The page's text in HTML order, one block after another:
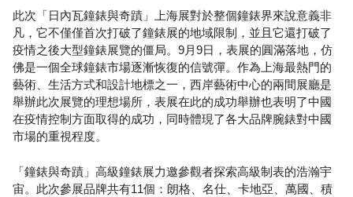
此次「日內瓦鐘錶與奇蹟」上海展對於整個鐘錶界來說意義非
凡，它不僅僅首次打破了鐘錶展的地域限制，並且它還打破了
疫情之後大型鐘錶展覽的僵局。9月9日，表展的圓滿落地，仿
佛是一個全球鐘錶市場逐漸恢復的信號彈。作為上海最熱門的
藝術、生活方式和設計地標之一，西岸藝術中心的兩間展廳是
舉辦此次展覽的理想場所，表展在此的成功舉辦也表明了中國
在疫情控制方面取得的成功，同時體現了各大品牌腕錶對中國
市場的重視程度。
「鐘錶與奇蹟」高級鐘錶展力邀參觀者探索高級制表的浩瀚宇
宙。此次參展品牌共有11個：朗格、名仕、卡地亞、萬國、積